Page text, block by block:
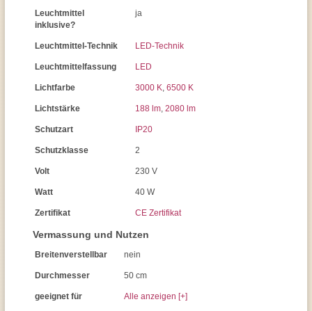
Leuchtmittel
inklusive?
ja
Leuchtmittel-Technik LED-Technik
Leuchtmittelfassung LED
Lichtfarbe 3000 K, 6500 K
Lichtstärke 188 lm, 2080 lm
Schutzart IP20
Schutzklasse 2
Volt 230 V
Watt 40 W
Zertifikat CE Zertifikat
Vermassung und Nutzen
Breitenverstellbar nein
Durchmesser 50 cm
geeignet für Alle anzeigen [+]